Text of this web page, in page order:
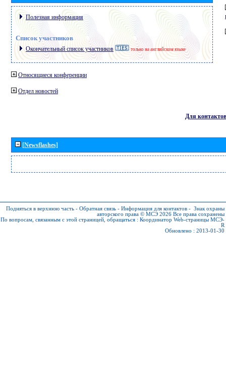
Полезная информация
Список участников
Окончательный список участников только на английском языке
Относящиеся конференции
Отдел новостей
Для контактов
[Newsflashes]
Подняться в верхнюю часть - Обратная связь - Информация для контактов - Знак охраны
авторского права © МСЭ 2026 Все права сохранены
По вопросам, связанным с этой страницей, обращаться : Координатор Web-страницы МСЭ-
R
Обновлено : 2013-01-30